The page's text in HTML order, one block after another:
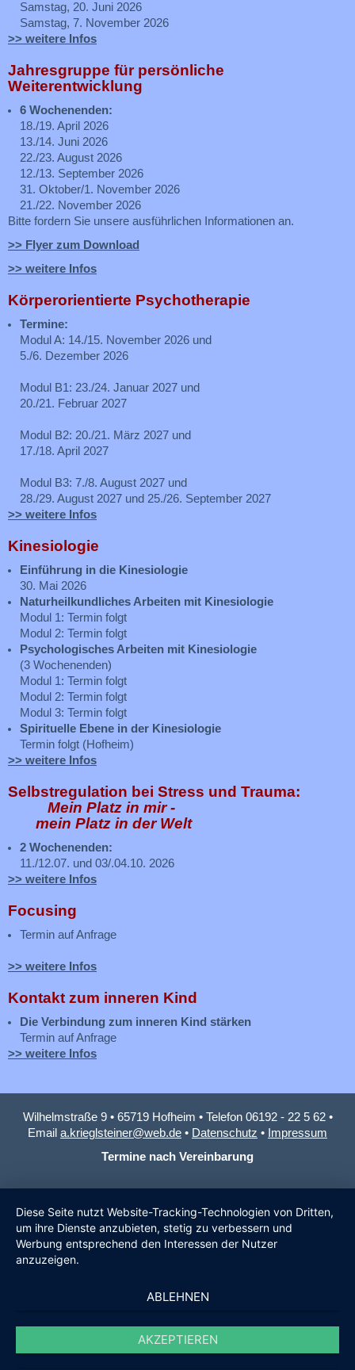
Samstag, 20. Juni 2026
Samstag, 7. November 2026
>> weitere Infos
Jahresgruppe für persönliche
Weiterentwicklung
6 Wochenenden:
18./19. April 2026
13./14. Juni 2026
22./23. August 2026
12./13. September 2026
31. Oktober/1. November 2026
21./22. November 2026
Bitte fordern Sie unsere ausführlichen Informationen an.
>> Flyer zum Download
>> weitere Infos
Körperorientierte Psychotherapie
Termine:
Modul A: 14./15. November 2026 und
5./6. Dezember 2026
Modul B1: 23./24. Januar 2027 und
20./21. Februar 2027
Modul B2: 20./21. März 2027 und
17./18. April 2027
Modul B3: 7./8. August 2027 und
28./29. August 2027 und 25./26. September 2027
>> weitere Infos
Kinesiologie
Einführung in die Kinesiologie
30. Mai 2026
Naturheilkundliches Arbeiten mit Kinesiologie
Modul 1: Termin folgt
Modul 2: Termin folgt
Psychologisches Arbeiten mit Kinesiologie
(3 Wochenenden)
Modul 1: Termin folgt
Modul 2: Termin folgt
Modul 3: Termin folgt
Spirituelle Ebene in der Kinesiologie
Termin folgt (Hofheim)
>> weitere Infos
Selbstregulation bei Stress und Trauma:
Mein Platz in mir -
mein Platz in der Welt
2 Wochenenden:
11./12.07. und 03/.04.10. 2026
>> weitere Infos
Focusing
Termin auf Anfrage
>> weitere Infos
Kontakt zum inneren Kind
Die Verbindung zum inneren Kind stärken
Termin auf Anfrage
>> weitere Infos
Wilhelmstraße 9 • 65719 Hofheim • Telefon 06192 - 22 5 62 •
Email a.krieglsteiner@web.de • Datenschutz • Impressum
Termine nach Vereinbarung
Diese Seite nutzt Website-Tracking-Technologien von Dritten,
um ihre Dienste anzubieten, stetig zu verbessern und
Werbung entsprechend den Interessen der Nutzer
anzuzeigen.
ABLEHNEN
AKZEPTIEREN